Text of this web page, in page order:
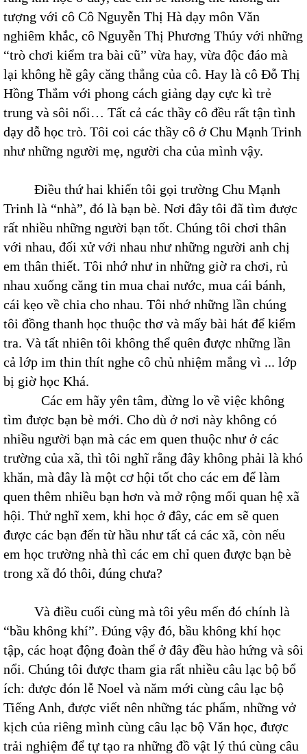
tượng với cô Cô Nguyễn Thị Hà dạy môn Văn
nghiêm khắc, cô Nguyễn Thị Phương Thúy với những
“trò chơi kiểm tra bài cũ” vừa hay, vừa độc đáo mà
lại không hề gây căng thẳng của cô. Hay là cô Đỗ Thị
Hồng Thắm với phong cách giảng dạy cực kì trẻ
trung và sôi nổi… Tất cả các thầy cô đều rất tận tình
dạy dỗ học trò. Tôi coi các thầy cô ở Chu Mạnh Trinh
như những người mẹ, người cha của mình vậy.
Điều thứ hai khiến tôi gọi trường Chu Mạnh
Trinh là “nhà”, đó là bạn bè. Nơi đây tôi đã tìm được
rất nhiều những người bạn tốt. Chúng tôi chơi thân
với nhau, đối xử với nhau như những người anh chị
em thân thiết. Tôi nhớ như in những giờ ra chơi, rủ
nhau xuống căng tin mua chai nước, mua cái bánh,
cái kẹo về chia cho nhau. Tôi nhớ những lần chúng
tôi đồng thanh học thuộc thơ và mấy bài hát để kiểm
tra. Và tất nhiên tôi không thể quên được những lần
cả lớp im thin thít nghe cô chủ nhiệm mắng vì ... lớp
bị giờ học Khá.
Các em hãy yên tâm, đừng lo về việc không
tìm được bạn bè mới. Cho dù ở nơi này không có
nhiều người bạn mà các em quen thuộc như ở các
trường của xã, thì tôi nghĩ rằng đây không phải là khó
khăn, mà đây là một cơ hội tốt cho các em để làm
quen thêm nhiều bạn hơn và mở rộng mối quan hệ xã
hội. Thử nghĩ xem, khi học ở đây, các em sẽ quen
được các bạn đến từ hầu như tất cả các xã, còn nếu
em học trường nhà thì các em chỉ quen được bạn bè
trong xã đó thôi, đúng chưa?
Và điều cuối cùng mà tôi yêu mến đó chính là
“bầu không khí”. Đúng vậy đó, bầu không khí học
tập, các hoạt động đoàn thể ở đây đều hào hứng và sôi
nổi. Chúng tôi được tham gia rất nhiều câu lạc bộ bổ
ích: được đón lễ Noel và năm mới cùng câu lạc bộ
Tiếng Anh, được viết nên những tác phẩm, những vở
kịch của riêng mình cùng câu lạc bộ Văn học, được
trải nghiệm để tự tạo ra những đồ vật lý thú cùng câu